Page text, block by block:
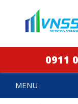
0911
MENU